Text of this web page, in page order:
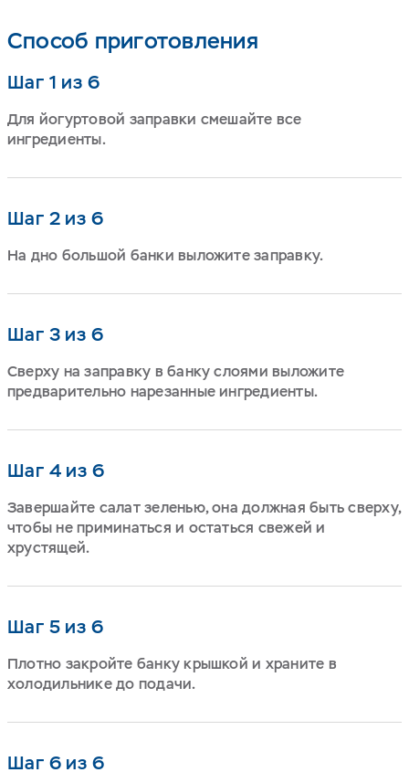
Способ приготовления
Шаг 1 из 6
Для йогуртовой заправки смешайте все
ингредиенты.
Шаг 2 из 6
На дно большой банки выложите заправку.
Шаг 3 из 6
Сверху на заправку в банку слоями выложите
предварительно нарезанные ингредиенты.
Шаг 4 из 6
Завершайте салат зеленью, она должная быть сверху,
чтобы не приминаться и остаться свежей и
хрустящей.
Шаг 5 из 6
Плотно закройте банку крышкой и храните в
холодильнике до подачи.
Шаг 6 из 6